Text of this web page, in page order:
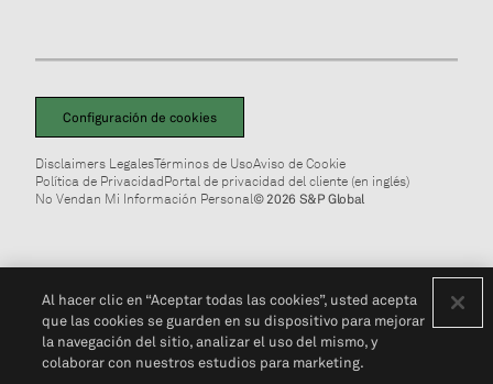
Configuración de cookies
Disclaimers LegalesTérminos de UsoAviso de Cookie
Política de PrivacidadPortal de privacidad del cliente (en inglés)
No Vendan Mi Información Personal© 2026 S&P Global
Al hacer clic en “Aceptar todas las cookies”, usted acepta
que las cookies se guarden en su dispositivo para mejorar
la navegación del sitio, analizar el uso del mismo, y
colaborar con nuestros estudios para marketing.